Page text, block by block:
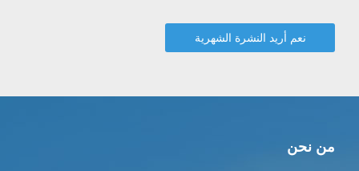
من نحن